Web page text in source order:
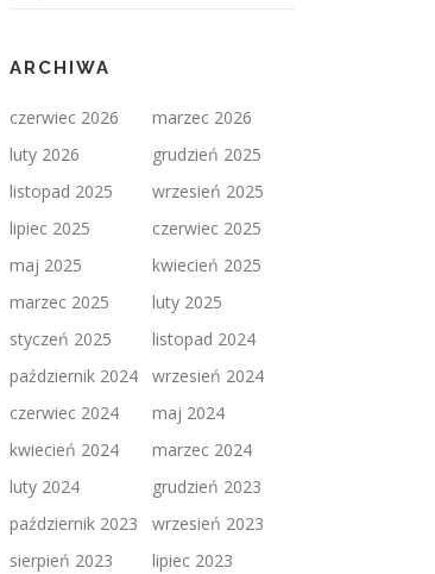
ARCHIWA
czerwiec 2026
marzec 2026
luty 2026
grudzień 2025
listopad 2025
wrzesień 2025
lipiec 2025
czerwiec 2025
maj 2025
kwiecień 2025
marzec 2025
luty 2025
styczeń 2025
listopad 2024
październik 2024
wrzesień 2024
czerwiec 2024
maj 2024
kwiecień 2024
marzec 2024
luty 2024
grudzień 2023
październik 2023
wrzesień 2023
sierpień 2023
lipiec 2023